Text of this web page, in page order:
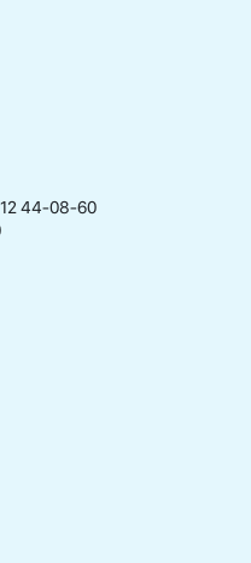
44-08-60